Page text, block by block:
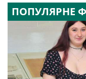
ПОПУЛЯРНЕ